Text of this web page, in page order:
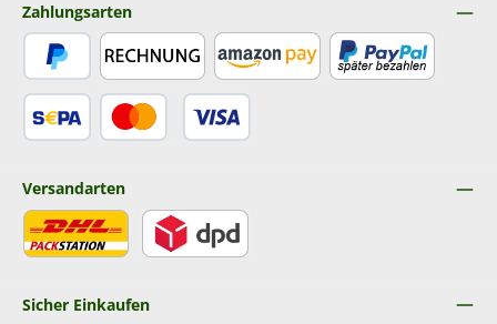
Sicher Einkaufen
Zahlungsarten
Versandarten